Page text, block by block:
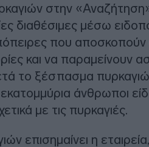
στην
διαθέσιμες μέσω
που αποσκοπούν
και να παραμείνουν
το ξέσπασμα
άνθρωποι
με τις πυρκαγιές.
επισημαίνει η